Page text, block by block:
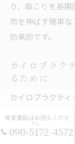
り、肩こりを長
肉を伸ばす簡単
効果的です。
カイロプラク
るために
カイロプラクテ
は、施術後のラ
より背骨や骨盤
営業電話はお控えくださ
い。
090-5172-4572